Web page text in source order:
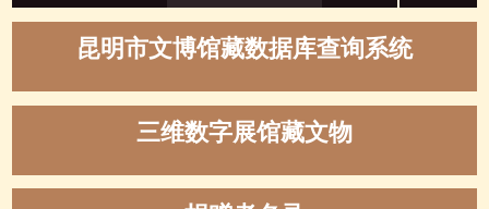
昆明市文博馆藏数据库查询系统
三维数字展馆藏文物